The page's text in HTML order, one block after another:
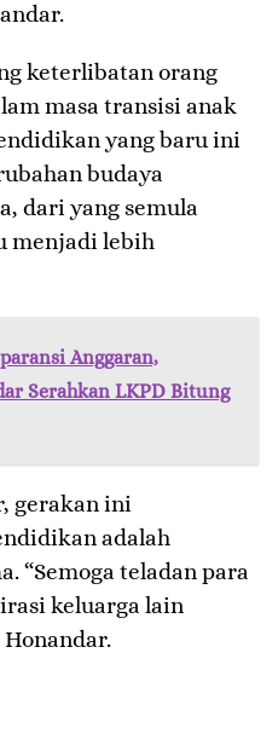
keterlibatan orang
masa transisi anak
yang baru ini
budaya
dari yang semula
menjadi lebih
Anggaran,
Serahkan LKPD Bitung
gerakan ini
adalah
“Semoga teladan para
keluarga lain